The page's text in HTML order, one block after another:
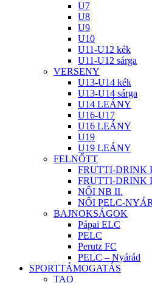
U7
U8
U9
U10
U11-U12 kék
U11-U12 sárga
VERSENY
U13-U14 kék
U13-U14 sárga
U14 LEÁNY
U16-U17
U16 LEÁNY
U19
U19 LEÁNY
FELNŐTT
FRUTTI-DRINK
FRUTTI-DRINK
NŐI NB II.
NŐI PELC-
BAJNOKSÁGOK
Pápai ELC
PELC
Perutz FC
PELC – Nyárád
SPORTTÁMOGATÁS
TAO